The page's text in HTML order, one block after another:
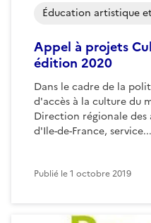
Appel à projets
édition 2020
Dans le cadre de la
d'accès à la culture du
Direction régionale des
d'Ile-de-France, service...
Éducation artistique
Publié le1 octobre 2019